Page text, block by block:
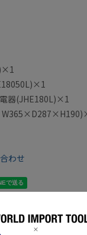
器(JHE180L)×1
わせ